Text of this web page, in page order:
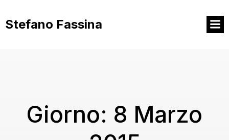
contenuto
Stefano Fassina
Giorno: 8 Marzo